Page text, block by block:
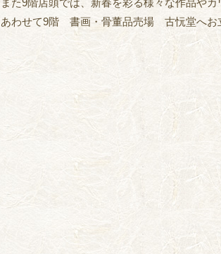
また9階店頭では、新春を彩る様々な作品や
あわせて9階 書画・骨董品売場 古忨堂へお